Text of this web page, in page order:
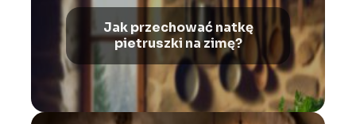
Jak przechować natkę
pietruszki na zimę?